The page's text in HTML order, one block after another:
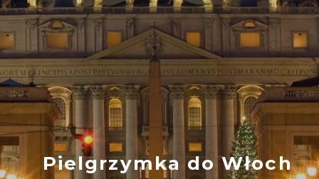
Pielgrzymka do Włoch